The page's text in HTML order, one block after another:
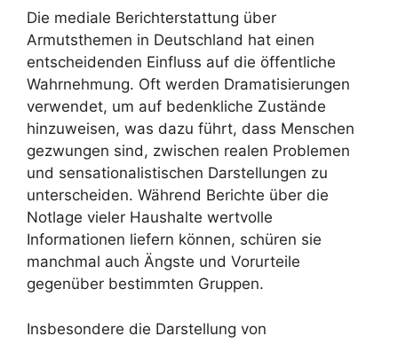
Die mediale Berichterstattung über
Armutsthemen in Deutschland hat einen
entscheidenden Einfluss auf die öffentliche
Wahrnehmung. Oft werden Dramatisierungen
verwendet, um auf bedenkliche Zustände
hinzuweisen, was dazu führt, dass Menschen
gezwungen sind, zwischen realen Problemen
und sensationalistischen Darstellungen zu
unterscheiden. Während Berichte über die
Notlage vieler Haushalte wertvolle
Informationen liefern können, schüren sie
manchmal auch Ängste und Vorurteile
gegenüber bestimmten Gruppen.
Insbesondere die Darstellung von